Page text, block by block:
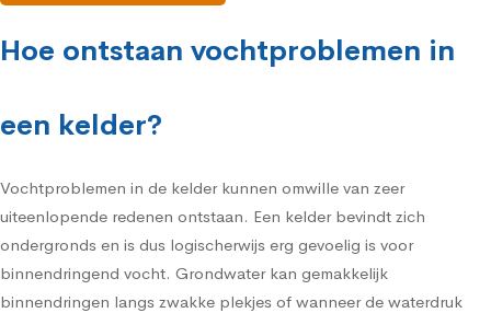
Hoe ontstaan vochtproblemen in
een kelder?
Vochtproblemen in de kelder kunnen omwille van zeer
uiteenlopende redenen ontstaan. Een kelder bevindt zich
ondergronds en is dus logischerwijs erg gevoelig is voor
binnendringend vocht. Grondwater kan gemakkelijk
binnendringen langs zwakke plekjes of wanneer de waterdruk